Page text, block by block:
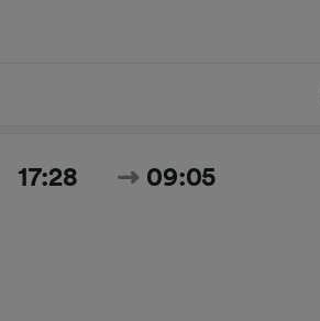
17:28 09:05